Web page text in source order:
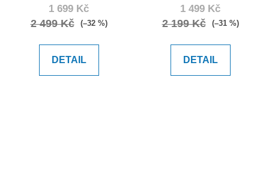
1 699 Kč
2 499 Kč (–32 %)
DETAIL
1 499 Kč
2 199 Kč (–31 %)
DETAIL